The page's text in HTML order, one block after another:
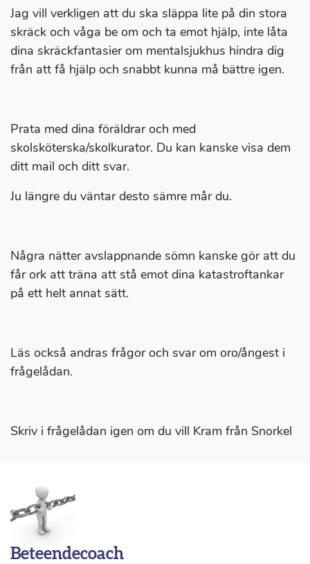
Jag vill verkligen att du ska släppa lite på din stora
skräck och våga be om och ta emot hjälp, inte låta
dina skräckfantasier om mentalsjukhus hindra dig
från att få hjälp och snabbt kunna må bättre igen.
Prata med dina föräldrar och med
skolsköterska/skolkurator. Du kan kanske visa dem
ditt mail och ditt svar.
Ju längre du väntar desto sämre mår du.
Några nätter avslappnande sömn kanske gör att du
får ork att träna att stå emot dina katastroftankar
på ett helt annat sätt.
Läs också andras frågor och svar om oro/ångest i
frågelådan.
Skriv i frågelådan igen om du vill Kram från Snorkel
Beteendecoach